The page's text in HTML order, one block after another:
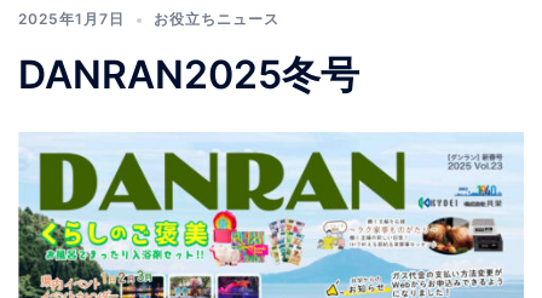
2025年1月7日 お役立ちニュース
DANRAN2025冬号